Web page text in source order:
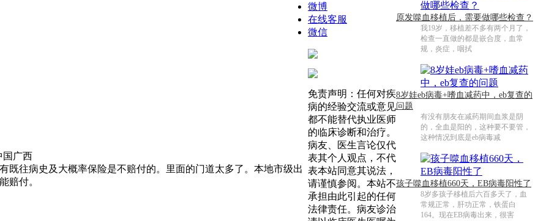
国广西
既往病史及大概率保险是不赔付的。里面的门道太多了。本地市级出
赔付。
原发噬血移植后，需要做哪些检查？
我19岁，移植差不多有两个月了，
检查一直做的都是嵌合度，血常
规，炎症，咽拭
8岁娃eb病毒+嗜血减药中，eb复查的
问题
有没有朋友在减药期间血浆是阴
的，全血是阳的，这种要不要管，
这种情况到底是eb病毒减
孩子噬血移植660天，EB病毒阳性了
8岁多孩子移植后六百多天了，血
常规正常，肝功正常，铁蛋白
164。现在EB病毒出来，很害
微博
在线客服
微信
免责声明：任何对疾
病的经验交流或意见
都不能替代执业医师
的临床诊断和治疗。
病友、医生言论仅代
表其个人观点，不代
表本站同意其说法，
请谨慎参阅。本站不
承担由此引起的任何
法律责任。病友诊治